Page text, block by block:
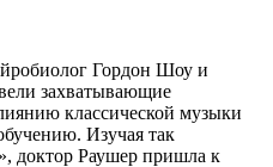
Гордон Шоу и
захватывающие
классической музыки
Изучая так
доктор Раушер пришла к